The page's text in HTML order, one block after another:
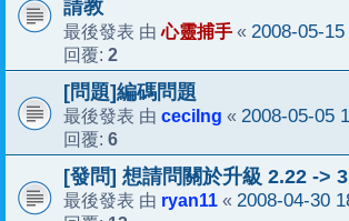
請教
最後發表 由心靈捕手 « 2008-05-
回覆: 2
[問題]編碼問題
最後發表 由 cecilng « 2008-05-05
回覆: 6
[發問] 想請問關於升級 2.22 ->
最後發表 由 ryan11 « 2008-04-30